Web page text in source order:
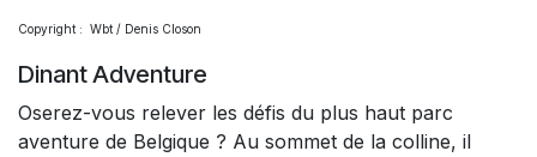
Copyright : Wbt / Denis Closon
Dinant Adventure
Oserez-vous relever les défis du plus haut parc
aventure de Belgique ? Au sommet de la colline, il